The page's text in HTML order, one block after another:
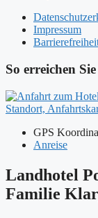
Impressum
So erreichen
GPS
Anreise
Landhotel
Familie